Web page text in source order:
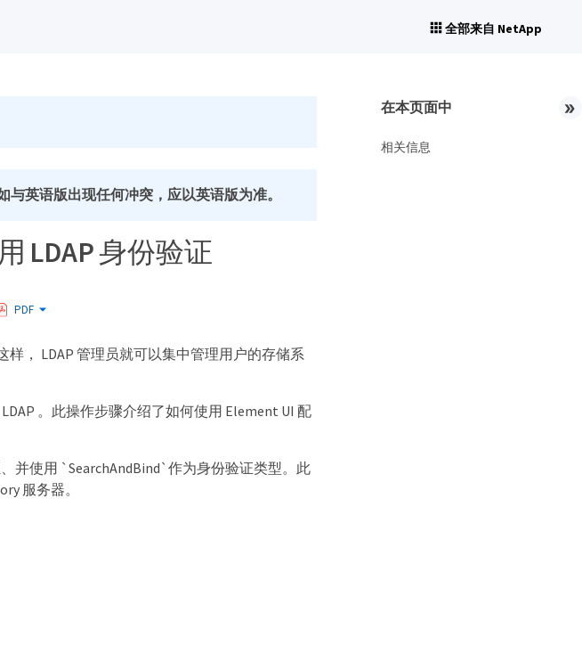
全部来自 NetApp
英语版出现任何冲突，应以英语版为准。
LDAP 身份验证
PDF
， LDAP 管理员就可以集中管理用户的存储系
。此操作步骤介绍了如何使用 Element UI 配
并使用 `SearchAndBind`作为身份验证类型。此
服务器。
在本页面中
相关信息